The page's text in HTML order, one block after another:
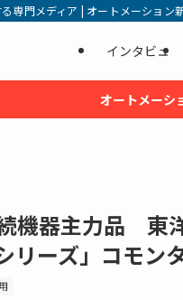
専門メディア | オートメーション
インタビュ
オートメーシ
機器主力品 東
リーズ」コモン